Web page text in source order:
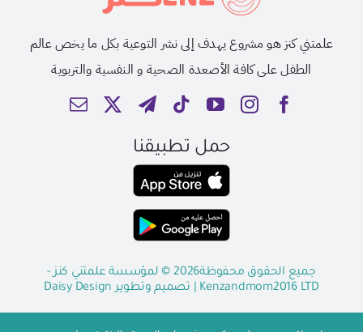
علمتني كنز هو مشروع يهدف إلى نشر التوعية بكل ما يخص عالم
الطفل على كافة الأصعدة الصحية و النفسية والتربوية
حمل تطبيقنا
جميع الحقوق محفوظة2026 © لمؤسسة علمتني كنز -
Kenzandmom2016 LTD | تصميم وتطويرDaisy Design